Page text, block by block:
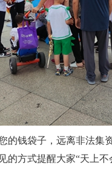
的钱袋子，远离非法集
的方式提醒大家“天上